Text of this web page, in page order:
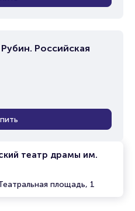
театр драмы им.
площадь, 1
Российская